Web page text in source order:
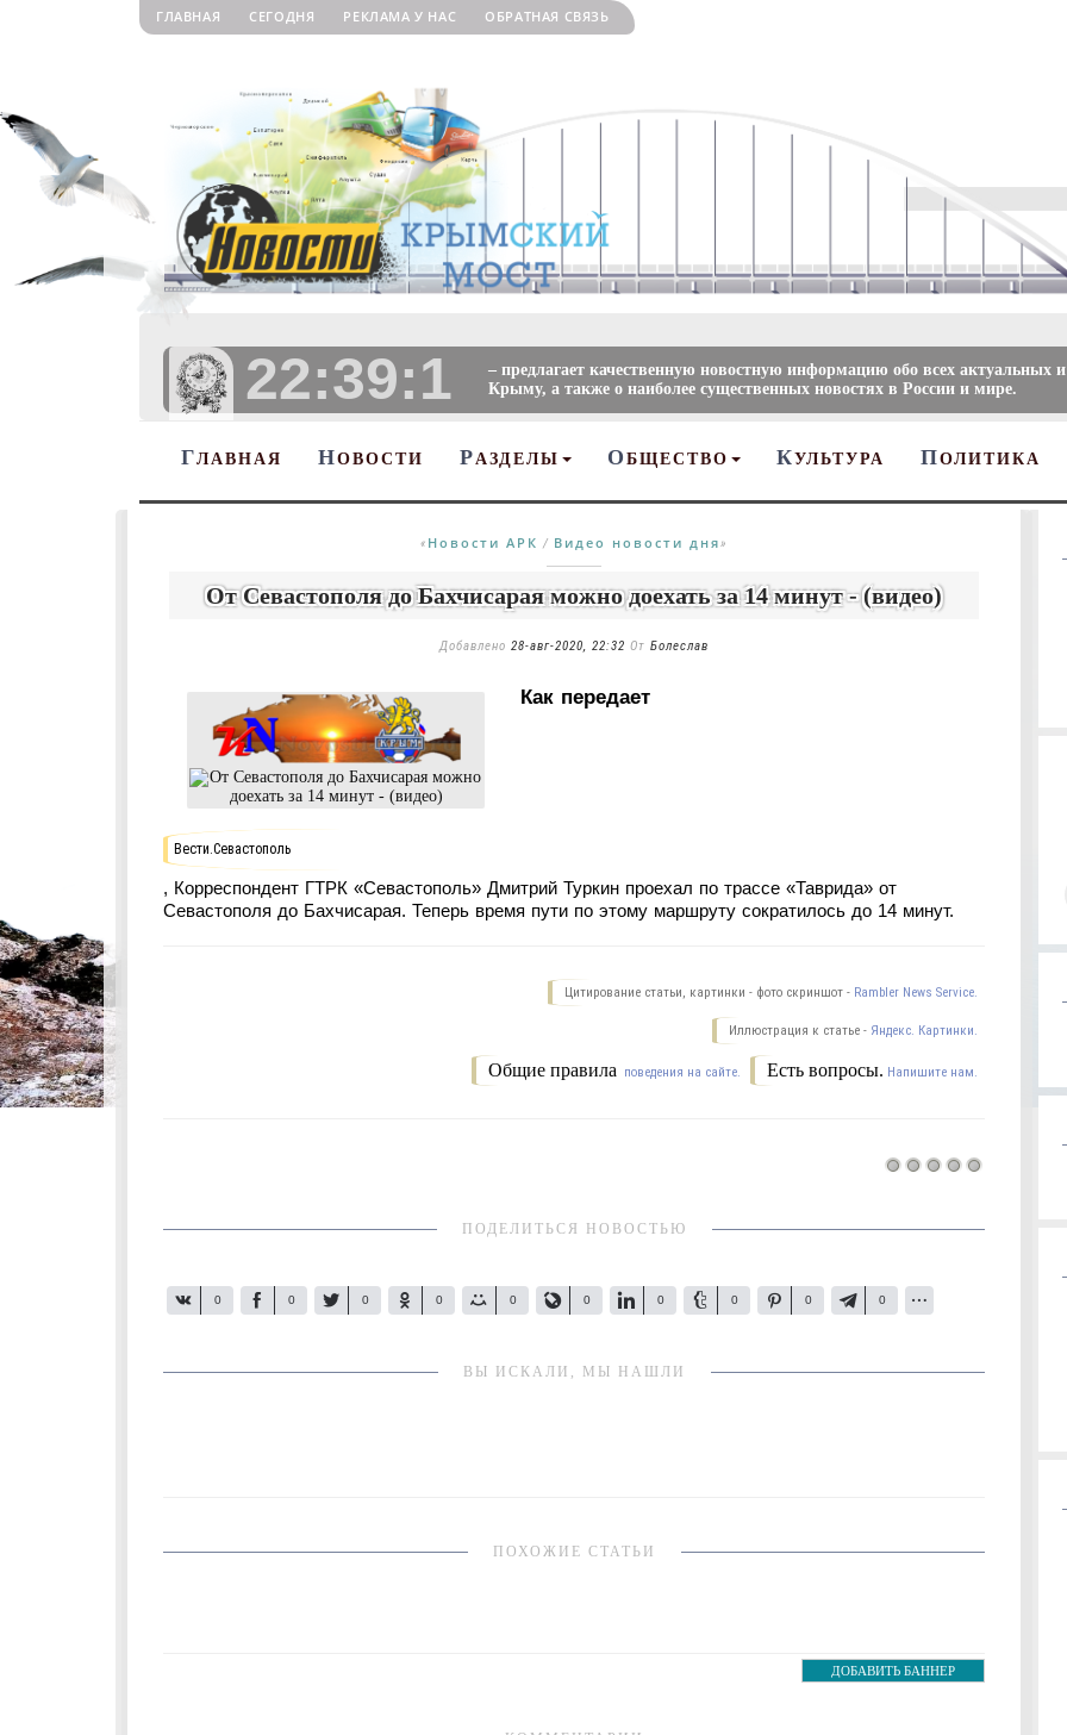
ГЛАВНАЯ СЕГОДНЯ РЕКЛАМА У НАС ОБРАТНАЯ СВЯЗЬ
22:39:2
– предлагает качественную новостную информацию обо всех актуальных
Крыму, а также о наиболее существенных новостях в России и мире.
ГЛАВНАЯ НОВОСТИ Р АЗДЕЛЫ О БЩЕСТВО КУЛЬТУРА ПОЛИТИКА
« Новости АРК / Видео новости дня»
От Севастополя до Бахчисарая можно доехать за 14 минут - (видео)
Добавлено 28-авг-2020, 22:32 От Болеслав
Как передает
Вести.Севастополь
, Корреспондент ГТРК «Севастополь» Дмитрий Туркин проехал по трассе «Таврида» от
Севастополя до Бахчисарая. Теперь время пути по этому маршруту сократилось до 14 минут.
Цитирование статьи, картинки - фото скриншот - Rambler News Service.
Иллюстрация к статье - Яндекс. Картинки.
Есть вопросы. Напишите нам.
Общие правила поведения на сайте.
ПОДЕЛИТЬСЯ НОВОСТЬЮ
0 0 0 0 0 0 0 0 0 0
ВЫ ИСКАЛИ, МЫ НАШЛИ
ПОХОЖИЕ СТАТЬИ
ДОБАВИТЬ БАННЕР